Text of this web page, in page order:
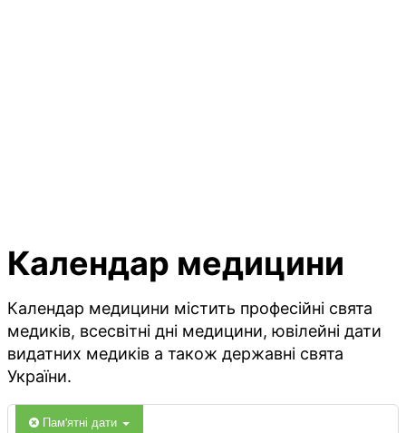
Календар медицини
Календар медицини містить професійні свята
медиків, всесвітні дні медицини, ювілейні дати
видатних медиків а також державні свята
України.
Пам'ятні дати